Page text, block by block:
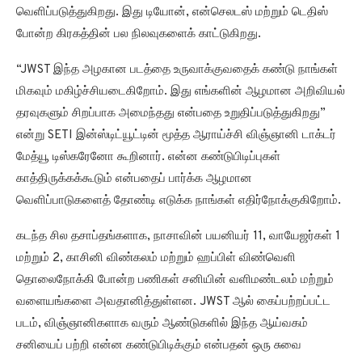
வெளிப்படுத்துகிறது. இது டியோன், என்செலடஸ் மற்றும் டெதிஸ்
போன்ற கிரகத்தின் பல நிலவுகளைக் காட்டுகிறது.
“JWST இந்த அழகான படத்தை உருவாக்குவதைக் கண்டு நாங்கள்
மிகவும் மகிழ்ச்சியடைகிறோம். இது எங்களின் ஆழமான அறிவியல்
தரவுகளும் சிறப்பாக அமைந்தது என்பதை உறுதிப்படுத்துகிறது”
என்று SETI இன்ஸ்டிட்யூட்டின் மூத்த ஆராய்ச்சி விஞ்ஞானி டாக்டர்
மேத்யூ டிஸ்கரேனோ கூறினார். என்ன கண்டுபிடிப்புகள்
காத்திருக்கக்கூடும் என்பதைப் பார்க்க ஆழமான
வெளிப்பாடுகளைத் தோண்டி எடுக்க நாங்கள் எதிர்நோக்குகிறோம்.
கடந்த சில தசாப்தங்களாக, நாசாவின் பயனியர் 11, வாயேஜர்கள் 1
மற்றும் 2, காசினி விண்கலம் மற்றும் ஹப்பிள் விண்வெளி
தொலைநோக்கி போன்ற பணிகள் சனியின் வளிமண்டலம் மற்றும்
வளையங்களை அவதானித்துள்ளன. JWST ஆல் கைப்பற்றப்பட்ட
படம், விஞ்ஞானிகளாக வரும் ஆண்டுகளில் இந்த ஆய்வகம்
சனியைப் பற்றி என்ன கண்டுபிடிக்கும் என்பதன் ஒரு சுவை